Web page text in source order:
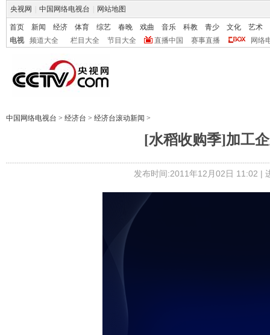
央视网 中国网络电视台 网站地图
首页 新闻 经济 体育 综艺 春晚 戏曲 音乐 科教 青少 文化
艺术
电视
频道大全 栏目大全 节目大全 直播中国 赛事直播 网络
中国网络电视台 > 经济台 > 经济台滚动新闻 >
[水稻收购季]加工
发布时间:2011年12月02日 11:02 |